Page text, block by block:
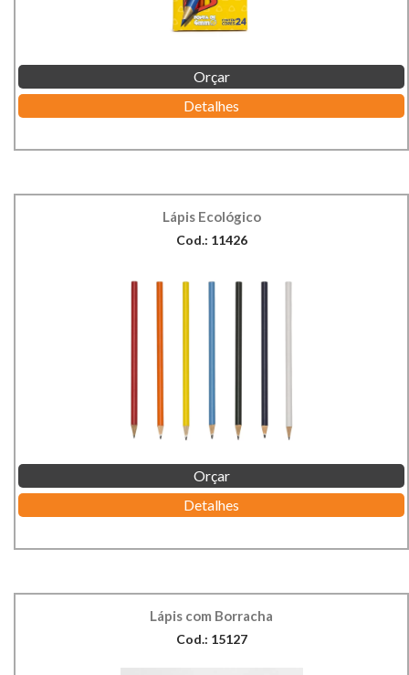
Orçar
Detalhes
Lápis Ecológico
Cod.: 11426
Orçar
Detalhes
Lápis com Borracha
Cod.: 15127